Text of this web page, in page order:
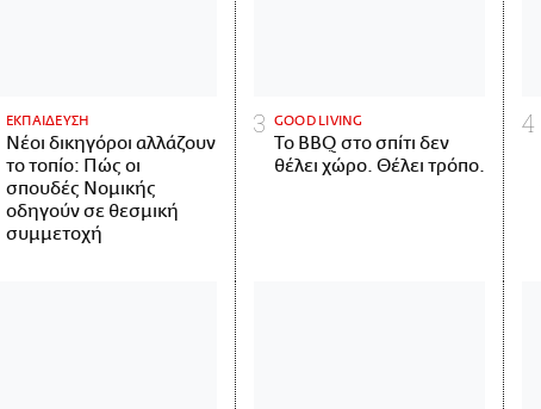
ΕΚΠΑΙΔΕΥΣΗ
Νέοι δικηγόροι αλλάζουν
το τοπίο: Πώς οι
σπουδές Νομικής
οδηγούν σε θεσμική
συμμετοχή
GOOD LIVING
Το BBQ στο σπίτι δεν
θέλει χώρο. Θέλει τρόπο.